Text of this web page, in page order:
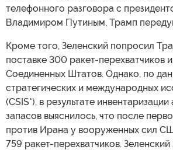
телефонного разговора с
Владимиром Путиным, Трамп
Кроме того, Зеленский попросил
поставке 300 ракет-перехватчиков
Соединенных Штатов. Однако, по
стратегических и международных
(CSIS*), в результате
запасов выяснилось, что после
против Ирана у вооруженных сил
759 ракет-перехватчиков.